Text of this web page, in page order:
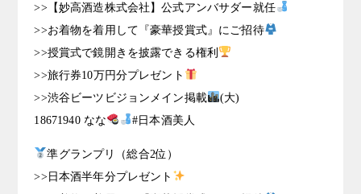
>>【妙高酒造株式会社】公式アンバサダー就任
>>お着物を着用して『豪華授賞式』にご招待
>>授賞式で鏡開きを披露できる権利
>>旅行券10万円分プレゼント
>>渋谷ビーツビジョンメイン掲載
(大)
18671940 なな
#日本酒美人
準グランプリ（総合2位）
>>日本酒半年分プレゼント